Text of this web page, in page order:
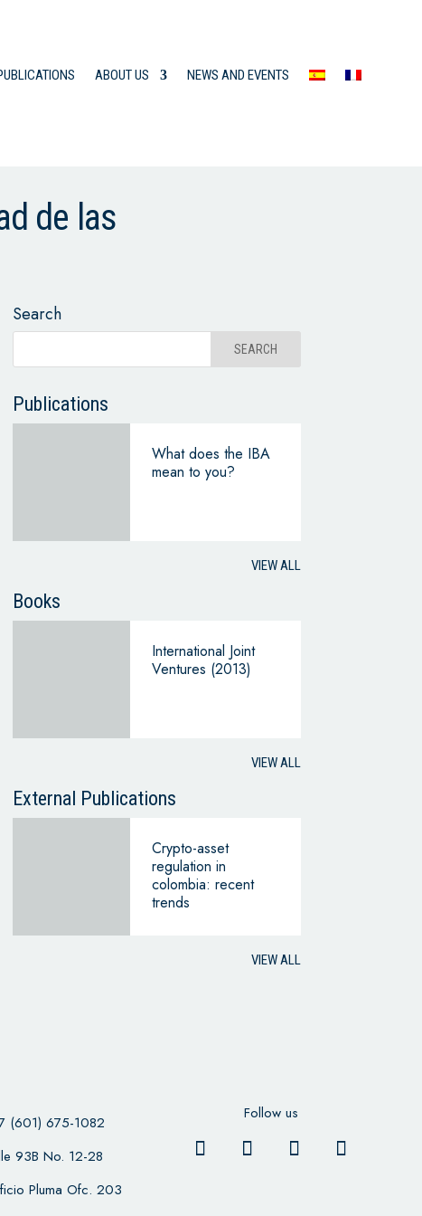
ABOUT US NEWS AND EVENTS
de las
Search
Publications
What does the IBA
mean to you?
VIEW ALL
Books
International Joint
Ventures (2013)
VIEW ALL
External Publications
Crypto-asset
regulation in
colombia: recent
trends
VIEW ALL
(601) 675-1082
93B No. 12-28
Pluma Ofc. 203
Follow us